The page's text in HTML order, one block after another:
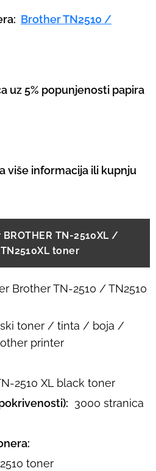
Brother TN2510 /
uz 5% popunjenosti papira
više informacija ili kupnju
TN-2510XL /
toner
Brother TN-2510 / TN2510
toner / tinta / boja /
printer
2510 XL black toner
3000 stranica
toner